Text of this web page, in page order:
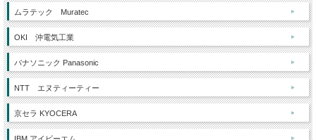
ムラテック Muratec
OKI 沖電気工業
パナソニック Panasonic
NTT エヌティーティー
京セラ KYOCERA
IBM アイビーエム